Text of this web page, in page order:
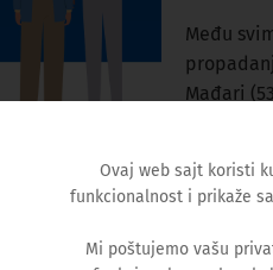
Među
Mađari
bolesti koje se
u starosti. Postati
(61%).
Ovaj web sajt koristi
funkcionalnost i prikaže
Mi poštujemo vašu